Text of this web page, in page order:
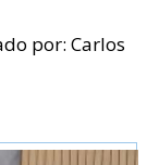
por:Carlos